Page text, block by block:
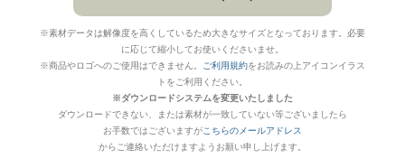
※素材データは解像度を高くしているため大きなサイズとなっております。必要
に応じて縮小してお使いくださいませ。
※商品やロゴへのご使用はできません。
ご利用規約をお読みの上アイコンイラス
トをご利用ください。
※ダウンロードシステムを変更いたしました
ダウンロードできない、または素材が一致していない等ございましたら
お手数ではございますがこちらのメールアドレス
からご連絡いただけますようお願い申し上げます。